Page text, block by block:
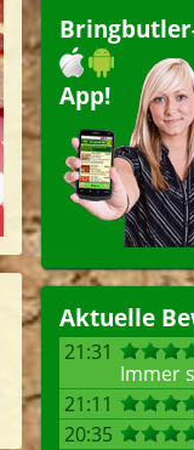
App!
Aktuelle
21:31
Immer
21:11
20:35